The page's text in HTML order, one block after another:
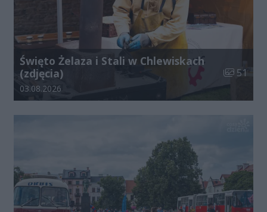
Święto Żelaza i Stali w Chlewiskach
(zdjęcia)
Liczba
51
Data dodania galerii:
03.08.2026